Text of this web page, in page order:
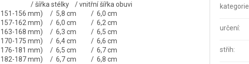
šířka stélky / vnitřní šířka obuvi
151-156 mm) / 5,8 cm / 6,0 cm
157-162 mm) / 6,0 cm / 6,2 cm
163-168 mm) / 6,3 cm / 6,5 cm
170-175 mm) / 6,4 cm / 6,6 cm
176-181 mm) / 6,5 cm / 6,7 cm
182-187 mm) / 6,7 cm / 6,8 cm
kategorie
určení:
střih: